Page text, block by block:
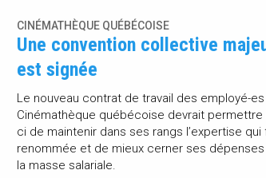
CINÉMATHÈQUE QUÉBÉCOISE
Une convention collective
est signée
Le nouveau contrat de travail des employé-
Cinémathèque québécoise devrait permettre
ci de maintenir dans ses rangs l’expertise qui
renommée et de mieux cerner ses dépenses
la masse salariale.